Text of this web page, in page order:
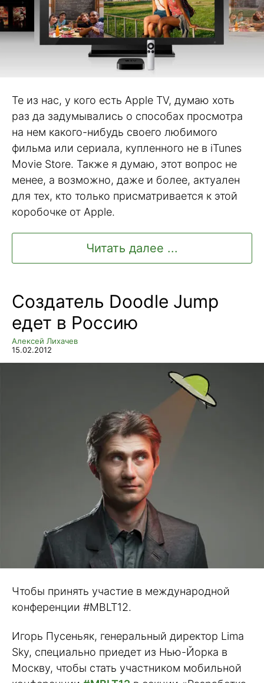
Те из нас, у кого есть Apple TV, думаю хоть
раз да задумывались о способах просмотра
на нем какого-нибудь своего любимого
фильма или сериала, купленного не в iTunes
Movie Store. Также я думаю, этот вопрос не
менее, а возможно, даже и более, актуален
для тех, кто только присматривается к этой
коробочке от Apple.
Читать далее ...
Создатель Doodle Jump
едет в Россию
Алексей Лихачев
15.02.2012
Чтобы принять участие в международной
конференции #MBLT12.
Игорь Пусеньяк, генеральный директор Lima
Sky, специально приедет из Нью-Йорка в
Москву, чтобы стать участником мобильной